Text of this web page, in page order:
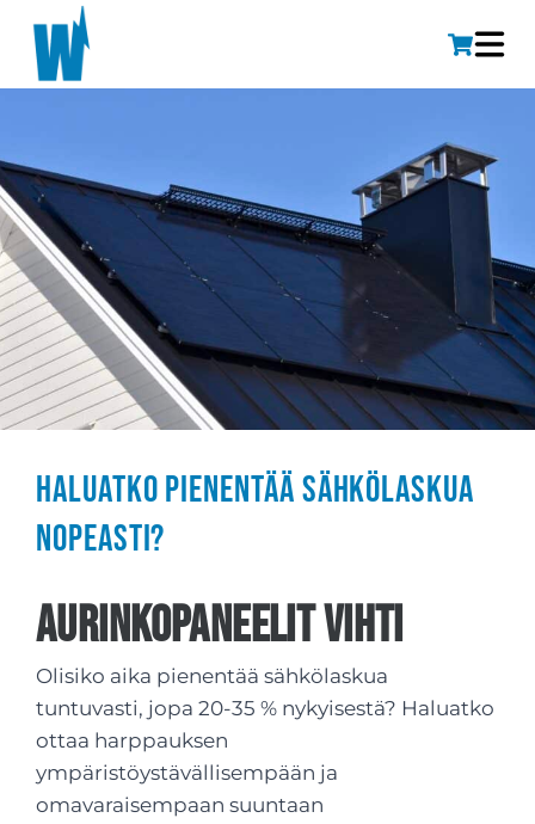
Haluatko pienentää sähkölaskua
nopeasti?
Aurinkopaneelit Vihti
Olisiko aika pienentää sähkölaskua
tuntuvasti, jopa 20-35 % nykyisestä? Haluatko
ottaa harppauksen
ympäristöystävällisempään ja
omavaraisempaan suuntaan